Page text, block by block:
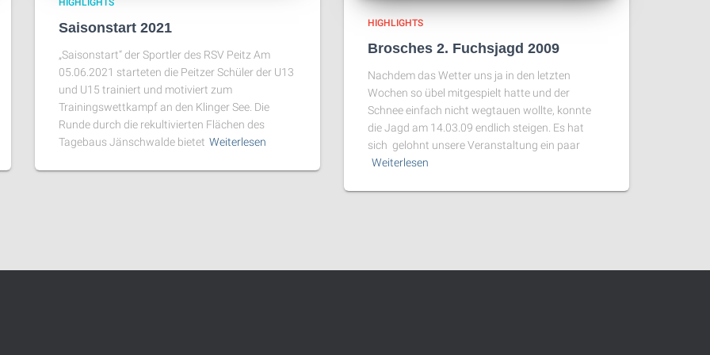
HIGHLIGHTS
Saisonstart 2021
„Saisonstart“ der Sportler des RSV Peitz Am
05.06.2021 starteten die Peitzer Schüler der U13
und U15 trainiert und motiviert zum
Trainingswettkampf an den Klinger See. Die
Runde durch die rekultivierten Flächen des
Tagebaus Jänschwalde bietet Weiterlesen
HIGHLIGHTS
Brosches 2. Fuchsjagd 2009
Nachdem das Wetter uns ja in den letzten
Wochen so übel mitgespielt hatte und der
Schnee einfach nicht wegtauen wollte, konnte
die Jagd am 14.03.09 endlich steigen. Es hat
sich gelohnt unsere Veranstaltung ein paar
Weiterlesen